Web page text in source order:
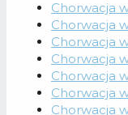
Chorwacja
Chorwacja
Chorwacja
Chorwacja
Chorwacja
Chorwacja
Chorwacja